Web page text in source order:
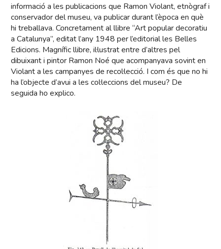
informació a les publicacions que Ramon Violant, etnògraf i
conservador del museu, va publicar durant l’època en què
hi treballava. Concretament al llibre “Art popular decoratiu
a Catalunya”, editat l’any 1948 per l’editorial les Belles
Edicions. Magnífic llibre, il·lustrat entre d’altres pel
dibuixant i pintor Ramon Noé que acompanyava sovint en
Violant a les campanyes de recol·lecció. I com és que no hi
ha l’objecte d’avui a les col·leccions del museu? De
seguida ho explico.